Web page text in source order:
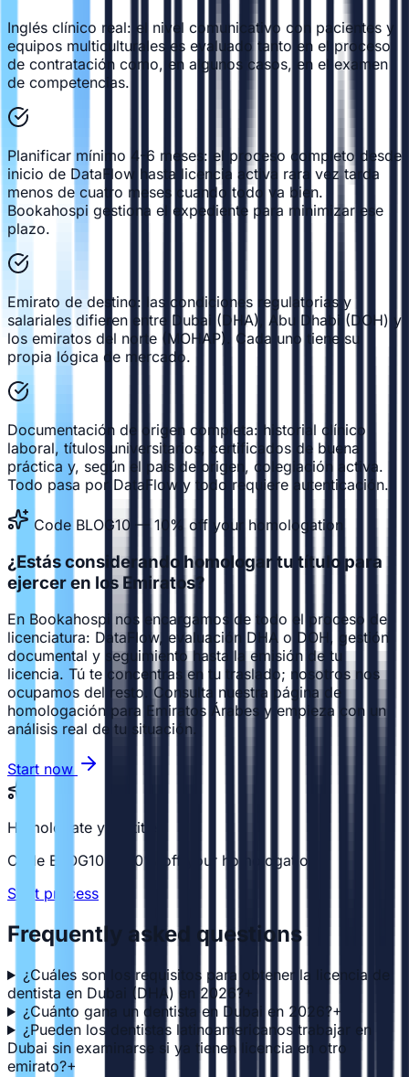
Inglés clínico real: el nivel comunicativo con pacientes y
equipos multiculturales es evaluado tanto en el proceso
de contratación como, en algunos casos, en el examen
de competencias.
Planificar mínimo 4-6 meses: el proceso completo desde
inicio de DataFlow hasta licencia activa rara vez tarda
menos de cuatro meses cuando todo va bien.
Bookahospi gestiona el expediente para minimizar ese
plazo.
Emirato de destino: las condiciones regulatorias y
salariales difieren entre Dubai (DHA), Abu Dhabi (DOH) y
los emiratos del norte (MOHAP). Cada uno tiene su
propia lógica de mercado.
Documentación de origen completa: historial clínico
laboral, títulos universitarios, certificados de buena
práctica y, según el país de origen, colegiación activa.
Todo pasa por DataFlow y todo requiere autenticación.
Code BLOG10 — 10% off your homologation
¿Estás considerando homologar tu título para
ejercer en los Emiratos?
En Bookahospi nos encargamos de todo el proceso de
licenciatura: DataFlow, evaluación DHA o DOH, gestión
documental y seguimiento hasta la emisión de tu
licencia. Tú te concentras en tu traslado; nosotros nos
ocupamos del resto. Consulta nuestra página de
homologación para Emiratos Árabes y empieza con un
análisis real de tu situación.
Start now
Homologate your title
Code BLOG10 — 10% off your homologation
Start process
Frequently asked questions
¿Cuáles son los requisitos para obtener la licencia de
dentista en Dubai (DHA) en 2026?
¿Cuánto gana un dentista en Dubai en 2026?+
¿Pueden los dentistas latinoamericanos trabajar en
Dubai sin examinarse si ya tienen licencia en otro
emirato?+